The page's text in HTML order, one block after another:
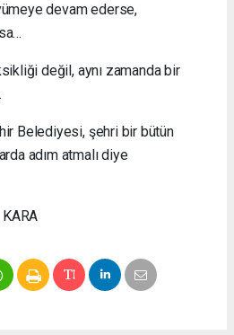
devam ederse,
değil, aynı zamanda bir
Belediyesi, şehri bir bütün
adım atmalı diye